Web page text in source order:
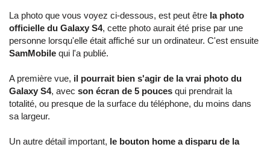
La photo que vous voyez ci-dessous, est peut être la photo
officielle du Galaxy S4, cette photo aurait été prise par une
personne lorsqu'elle était affiché sur un ordinateur. C'est ensuite
SamMobile qui l'a publié.
A première vue, il pourrait bien s'agir de la vrai photo du
Galaxy S4, avec son écran de 5 pouces qui prendrait la
totalité, ou presque de la surface du téléphone, du moins dans
sa largeur.
Un autre détail important, le bouton home a disparu de la